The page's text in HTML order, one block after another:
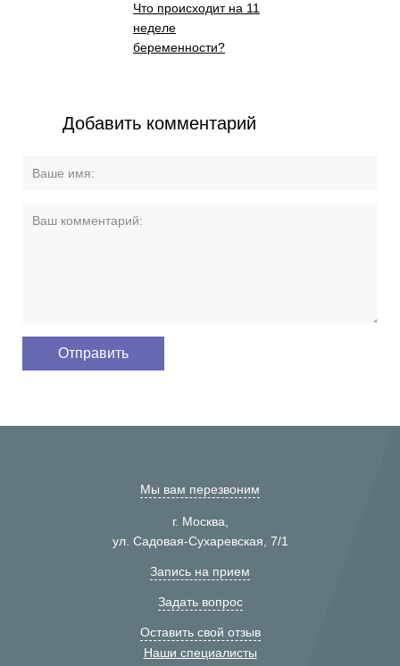
Что происходит на 11
неделе
беременности?
Добавить комментарий
Мы вам перезвоним
г. Москва,
ул. Садовая-Сухаревская, 7/1
Запись на прием
Задать вопрос
Оставить свой отзыв
Наши специалисты